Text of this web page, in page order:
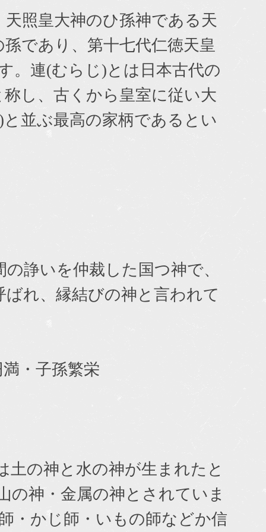
照皇大神のひ孫神である天
であり、第十七代仁徳天皇
。連(むらじ)とは日本古代の
し、古くから皇室に従い大
並ぶ最高の家柄であるとい
諍いを仲裁した国つ神で、
れ、縁結びの神と言われて
・子孫繁栄
の神と水の神が生まれたと
の神・金属の神とされていま
・かじ師・いもの師などか信